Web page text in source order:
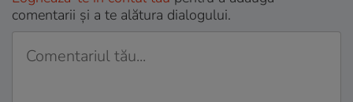
comentarii și a te alătura dialogului.